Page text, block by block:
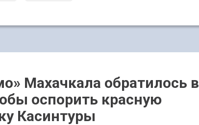
Махачкала обратилось в
оспорить красную
Касинтуры